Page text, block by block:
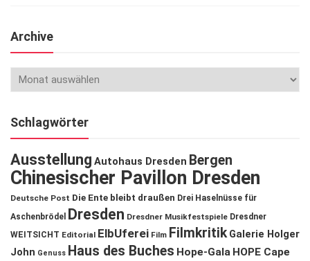
Archive
Schlagwörter
Ausstellung Autohaus Dresden Bergen
Chinesischer Pavillon Dresden
Deutsche Post Die Ente bleibt draußen Drei Haselnüsse für
Aschenbrödel
Dresden Dresdner Musikfestspiele Dresdner
WEITSICHT Editorial ElbUferei Film Filmkritik Galerie Holger
John Genuss Haus des Buches Hope-Gala HOPE Cape